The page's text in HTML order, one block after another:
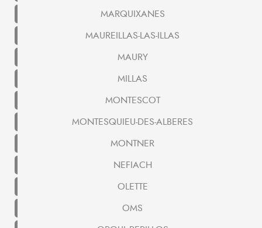
MARQUIXANES
MAUREILLAS-LAS-ILLAS
MAURY
MILLAS
MONTESCOT
MONTESQUIEU-DES-ALBERES
MONTNER
NEFIACH
OLETTE
OMS